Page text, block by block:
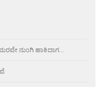
ನುಂಗಿ ಹಾಕಿದಾಗ…